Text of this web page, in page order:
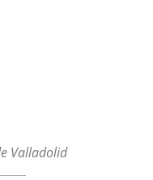
Valladolid